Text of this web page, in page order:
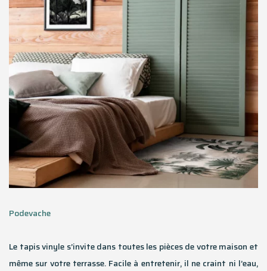
Podevache
Le tapis vinyle s’invite dans toutes les pièces de votre maison et
même sur votre terrasse. Facile à entretenir, il ne craint ni l’eau,